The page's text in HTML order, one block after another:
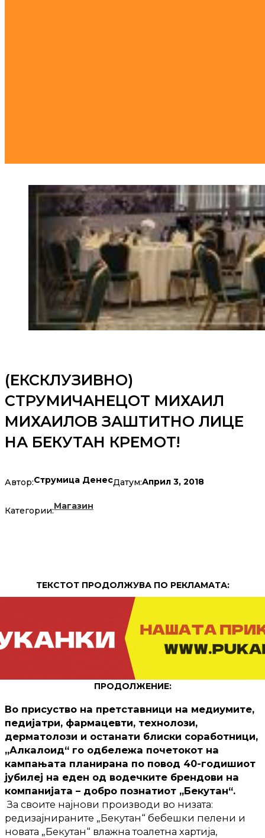
(ЕКСКЛУЗИВНО)
СТРУМИЧАНЕЦОТ МИХАИЛ
МИХАИЛОВ ЗАШТИТНО ЛИЦЕ
НА БЕКУТАН КРЕМОТ!
Автор:Струмица ДенесДатум:Април 3, 2018
Категории:Магазин
ТЕКСТОТ ПРОДОЛЖУВА ПО РЕКЛАМАТА:
ПРОДОЛЖЕНИЕ:
Во присуство на претставници на медиумите,
педијатри, фармацевти, технолози,
дерматолози и останати блиски соработници,
„Алкалоид“ го одбележа почетокот на
кампањата планирана по повод 40-годишиот
јубилеј на еден од водечките брендови на
компанијата – добро познатиот „Бекутан“.
За своите најнови производи во низата:
редизајнираните „Бекутан“ бебешки пелени и
новата „Бекутан“ влажна тоалетна хартија,